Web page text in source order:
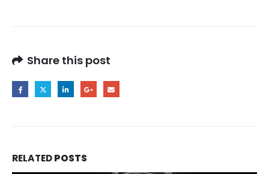
Share this post
RELATEDPOSTS